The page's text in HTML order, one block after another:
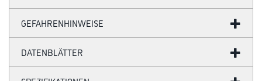
GEFAHRENHINWEISE
DATENBLÄTTER